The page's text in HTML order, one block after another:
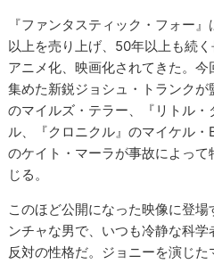
『ファンタスティック・フォー
以上を売り上げ、50年以上も続
アニメ化、映画化されてきた。
集めた新鋭ジョシュ・トランクが
のマイルズ・テラー、『リトル
ル、『クロニクル』のマイケル・
のケイト・マーラが事故によっ
じる。
このほど公開になった映像に登
ンチャな男で、いつも冷静な科
反対の性格だ。ジョニーを演じ